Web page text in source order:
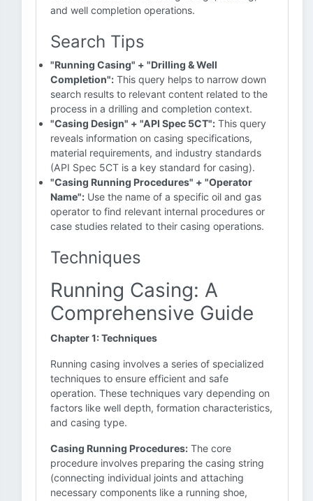
and well completion operations.
Search Tips
"Running Casing" + "Drilling & Well
Completion": This query helps to narrow down
search results to relevant content related to the
process in a drilling and completion context.
"Casing Design" + "API Spec 5CT": This query
reveals information on casing specifications,
material requirements, and industry standards
(API Spec 5CT is a key standard for casing).
"Casing Running Procedures" + "Operator
Name": Use the name of a specific oil and gas
operator to find relevant internal procedures or
case studies related to their casing operations.
Techniques
Running Casing: A
Comprehensive Guide
Chapter 1: Techniques
Running casing involves a series of specialized
techniques to ensure efficient and safe
operation. These techniques vary depending on
factors like well depth, formation characteristics,
and casing type.
Casing Running Procedures: The core
procedure involves preparing the casing string
(connecting individual joints and attaching
necessary components like a running shoe,